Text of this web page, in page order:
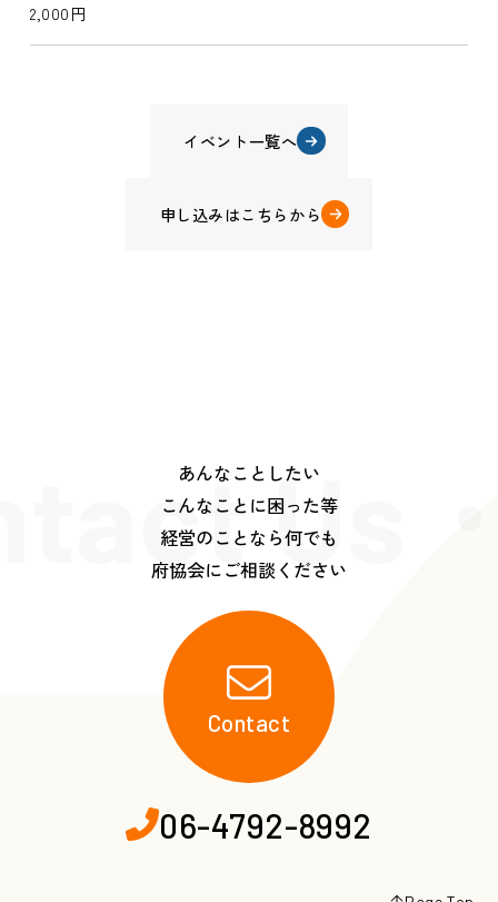
2,000円
イベント一覧へ
申し込みはこちらから
Us
あんなことしたい
こんなことに困った等
経営のことなら何でも
府協会にご相談ください
Contact
06-4792-8992